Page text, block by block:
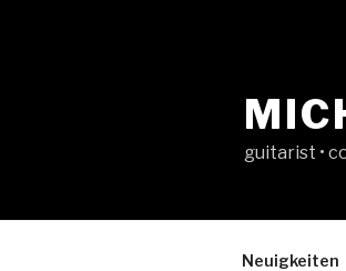
guitarist •
Neuigkeiten